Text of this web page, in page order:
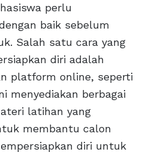
perlu
baik sebelum
Salah satu cara yang
diri adalah
platform online, seperti
menyediakan berbagai
latihan yang
membantu calon
diri untuk